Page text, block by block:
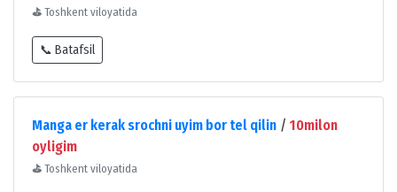
⛳ Toshkent viloyatida
📞 Batafsil
Manga er kerak srochni uyim bor tel qilin / 10milon
oyligim
⛳ Toshkent viloyatida